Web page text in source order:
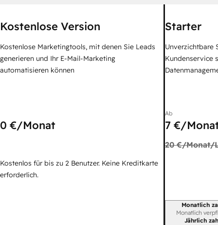
Kostenlose Version
Kostenlose Marketingtools, mit denen Sie Leads
generieren und Ihr E-Mail-Marketing
automatisieren können
0 €/Monat
Kostenlos für bis zu 2 Benutzer. Keine Kreditkarte
erforderlich.
Starter
Unverzichtbare
Kundenservice
Ab
7 €/
20 €/Monat/
Monatlich
Monatlich
Jährlich